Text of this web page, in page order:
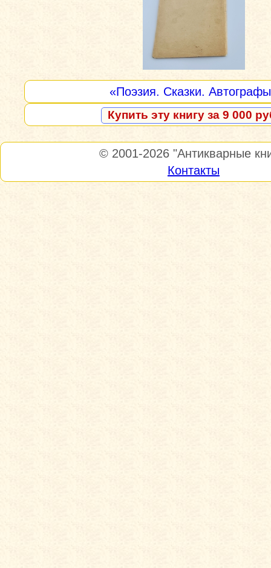
«Поэзия. Сказки.
Купить эту книгу за 9 000
© 2001-2026 "Антикварные
Контакты